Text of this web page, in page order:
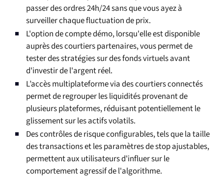
passer des ordres 24h/24 sans que vous ayez à
surveiller chaque fluctuation de prix.
L'option de compte démo, lorsqu'elle est disponible
auprès des courtiers partenaires, vous permet de
tester des stratégies sur des fonds virtuels avant
d'investir de l'argent réel.
L’accès multiplateforme via des courtiers connectés
permet de regrouper les liquidités provenant de
plusieurs plateformes, réduisant potentiellement le
glissement sur les actifs volatils.
Des contrôles de risque configurables, tels que la taille
des transactions et les paramètres de stop ajustables,
permettent aux utilisateurs d'influer sur le
comportement agressif de l'algorithme.